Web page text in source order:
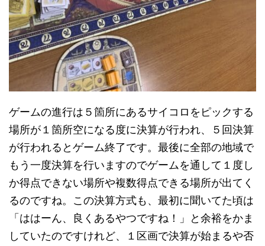
ゲームの進行は５箇所にあるサイコロをピックする
場所が１箇所空になる度に決算が行われ、５回決算
が行われるとゲーム終了です。最後に全部の地域で
もう一度決算を行いますのでゲームを通して１度し
か得点できない場所や複数得点できる場所が出てく
るのですね。この決算方式も、最初に聞いてた頃は
「ははーん、良くあるやつですね！」と余裕をかま
していたのですけれど、１区画で決算が始まるや否